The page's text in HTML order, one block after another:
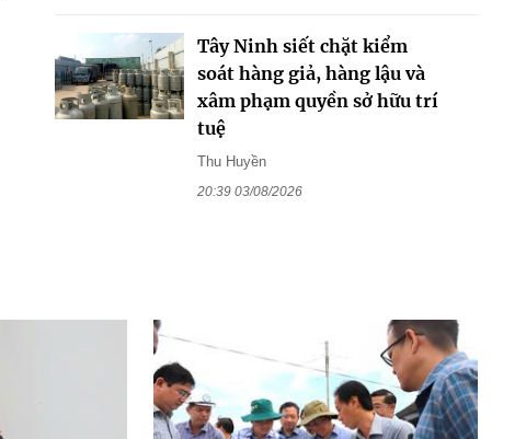
Tây Ninh siết chặt kiểm
soát hàng giả, hàng lậu và
xâm phạm quyền sở hữu trí
tuệ
Thu Huyền
20:39 03/08/2026